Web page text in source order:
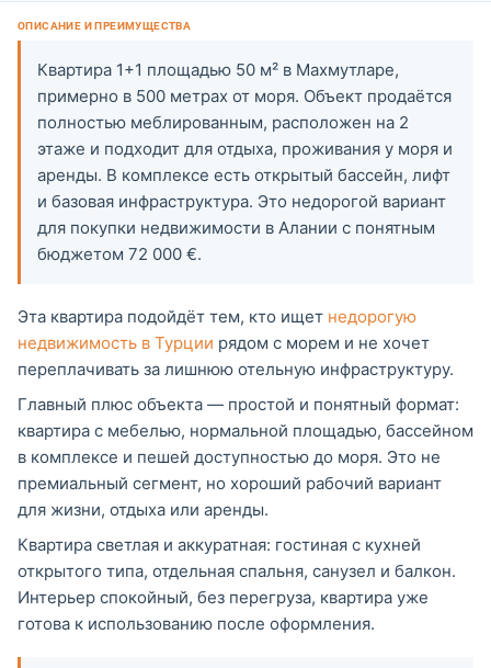
Квартира 1+1 площадью 50 м² в Махмутларе,
примерно в 500 метрах от моря. Объект продаётся
полностью меблированным, расположен на 2
этаже и подходит для отдыха, проживания у моря и
аренды. В комплексе есть открытый бассейн, лифт
и базовая инфраструктура. Это недорогой вариант
для покупки недвижимости в Алании с понятным
бюджетом 72 000 €.
Эта квартира подойдёт тем, кто ищет недорогую
недвижимость в Турции рядом с морем и не хочет
переплачивать за лишнюю отельную инфраструктуру.
Главный плюс объекта — простой и понятный формат:
квартира с мебелью, нормальной площадью, бассейном
в комплексе и пешей доступностью до моря. Это не
премиальный сегмент, но хороший рабочий вариант
для жизни, отдыха или аренды.
Квартира светлая и аккуратная: гостиная с кухней
открытого типа, отдельная спальня, санузел и балкон.
Интерьер спокойный, без перегруза, квартира уже
готова к использованию после оформления.